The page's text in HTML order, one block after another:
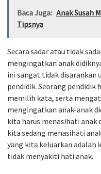
Baca Juga: Anak Susah
Tipsnya
Secara sadar atau tidak
mengingatkan anak
ini sangat tidak disarankan
pendidik. Seorang pendidik
memilih kata, serta
mengingatkan anak-anak
kita harus menasihati anak
kita sedang menasihati
yang kita keluarkan adalah
tidak menyakiti hati anak.